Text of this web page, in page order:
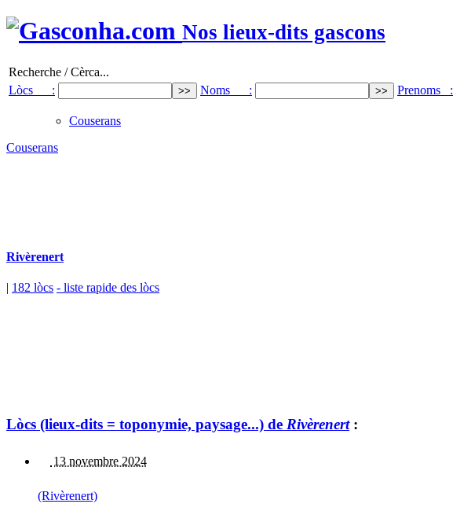
Nos lieux-dits gascons
Recherche / Cèrca...
Lòcs :
Noms : Prenoms :
Couserans
Couserans
Rivèrenert
| 182 lòcs - liste rapide des lòcs
Lòcs (lieux-dits = toponymie, paysage...) de Rivèrenert:
13 novembre 2024
(Rivèrenert)